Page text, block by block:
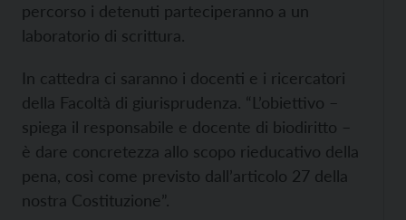
percorso i detenuti parteciperanno a un
laboratorio di scrittura.
In cattedra ci saranno i docenti e i ricercatori
della Facoltà di giurisprudenza. “L’obiettivo –
spiega il responsabile e docente di biodiritto –
è dare concretezza allo scopo rieducativo della
pena, così come previsto dall’articolo 27 della
nostra Costituzione”.